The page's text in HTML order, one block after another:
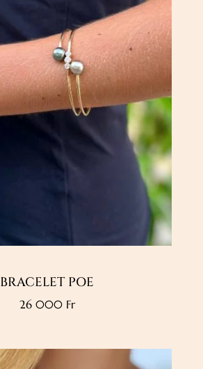
BRACELET POE
26 000 Fr